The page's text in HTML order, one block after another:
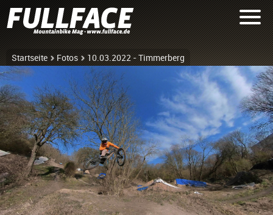
Startseite Fotos 10.03.2022 - Timmerberg